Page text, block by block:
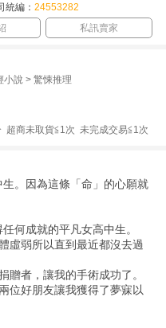
編： 24553282
私訊賣家
小說 > 驚悚推理
超商未取貨≦1次 未完成交易≦1次
。因為這條「命」的心願就
何成就的平凡女高中生。
虛弱所以直到最近都沒去過
贈者，讓我的手術成功了。
位好朋友讓我獲得了夢寐以